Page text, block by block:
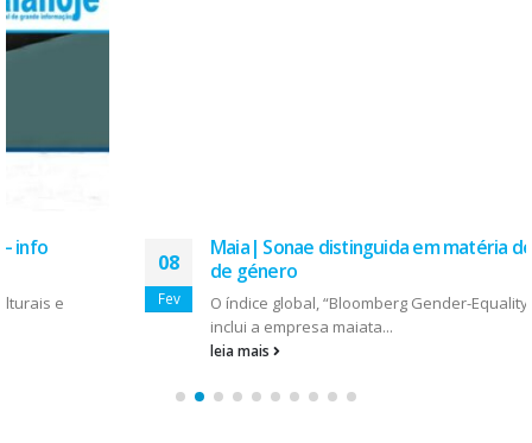
08
Fev
Maia| Sonae distinguida em matéria de igualdade
de género
O índice global, “Bloomberg Gender-Equality Index (GEI)”,
inclui a empresa maiata...